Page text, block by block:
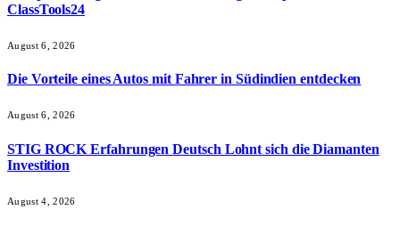
ClassTools24
August 6, 2026
Die Vorteile eines Autos mit Fahrer in Südindien entdecken
August 6, 2026
STIG ROCK Erfahrungen Deutsch Lohnt sich die Diamanten
Investition
August 4, 2026